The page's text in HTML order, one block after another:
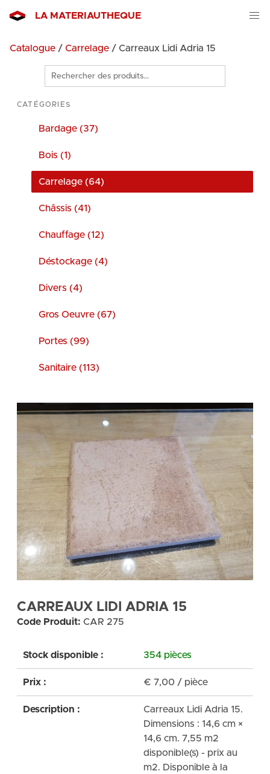
LA MATERIAUTHEQUE
Catalogue / Carrelage / Carreaux Lidi Adria 15
Rechercher
des
produits
CATÉGORIES
Bardage (37)
Bois (1)
Carrelage (64)
Châssis (41)
Chauffage (12)
Déstockage (4)
Divers (4)
Gros Oeuvre (67)
Portes (99)
Sanitaire (113)
CARREAUX LIDI ADRIA 15
Code Produit: CAR 275
Stock disponible : 354 pièces
Prix : € 7,00 / pièce
Description :
Carreaux Lidi Adria 15.
Dimensions : 14,6 cm ×
14,6 cm. 7,55 m2
disponible(s) - prix au
m2. Disponible à la